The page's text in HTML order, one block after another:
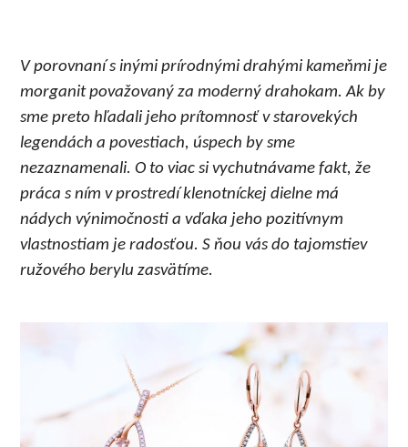
V porovnaní s inými prírodnými drahými kameňmi je
morganit považovaný za moderný drahokam. Ak by
sme preto hľadali jeho prítomnosť v starovekých
legendách a povestiach, úspech by sme
nezaznamenali. O to viac si vychutnávame fakt, že
práca s ním v prostredí klenotníckej dielne má
nádych výnimočnosti a vďaka jeho pozitívnym
vlastnostiam je radosťou. S ňou vás do tajomstiev
ružového berylu zasvätíme.